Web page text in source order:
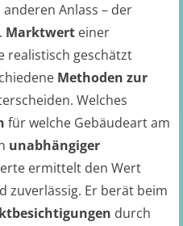
Anlass – der
Marktwert einer
realistisch geschätzt
Methoden zur
Welches
für welche Gebäudeart am
unabhängiger
ermittelt den Wert
zuverlässig. Er berät beim
durch